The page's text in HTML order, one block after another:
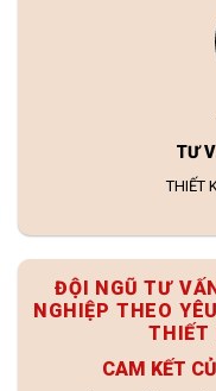
TƯ
THIẾT
ĐỘI NGŨ TƯ
NGHIỆP THEO
THIẾT
CAM KẾT